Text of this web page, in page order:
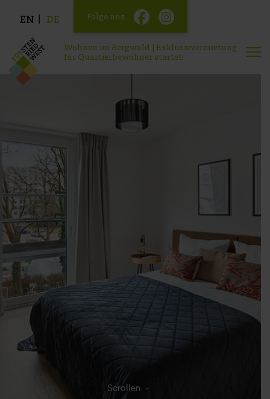
EN DE Folge uns
Wohnen im Bergwald | Exklusivvermietung
für Quartierbewohner startet!
Scrollen